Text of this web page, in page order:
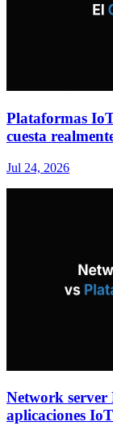
Plataformas
cuesta
Jul 24, 2026
Network
aplicaciones